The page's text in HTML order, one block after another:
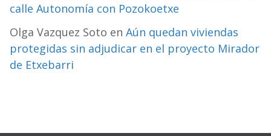
calle Autonomía con Pozokoetxe
Olga Vazquez Soto en Aún quedan viviendas
protegidas sin adjudicar en el proyecto Mirador
de Etxebarri